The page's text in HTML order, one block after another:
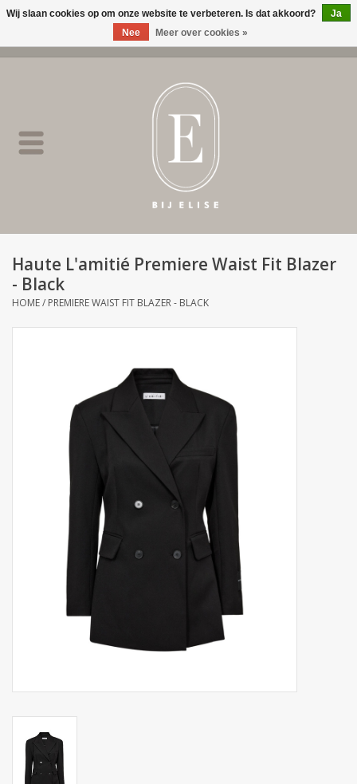
BIJ ELISE
SALE
Merken
Haute L'amitié Premiere Waist Fit Blazer
- Black
HOME/ PREMIERE WAIST FIT BLAZER - BLACK
Wij slaan cookies op om onze website te verbeteren. Is dat akkoord?
Ja
Nee
Meer over cookies »